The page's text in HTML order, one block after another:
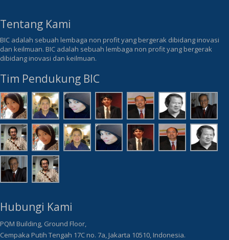
Tentang Kami
BIC adalah sebuah lembaga non profit yang bergerak dibidang inovasi
dan keilmuan. BIC adalah sebuah lembaga non profit yang bergerak
dibidang inovasi dan keilmuan.
Tim Pendukung BIC
Hubungi Kami
PQM Building, Ground Floor,
Cempaka Putih Tengah 17C no. 7a, Jakarta 10510, Indonesia.